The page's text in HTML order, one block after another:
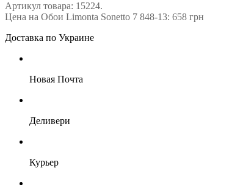
Артикул товара: 15224.
Цена на Обои Limonta Sonetto 7 848-13: 658 грн
Доставка по Украине
Новая Почта
Деливери
Курьер